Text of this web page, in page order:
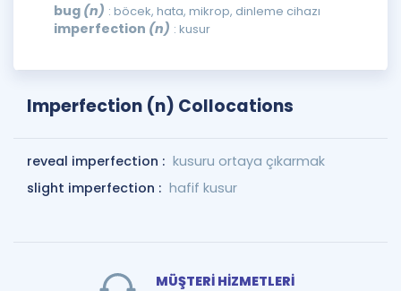
bug (n) : böcek, hata, mikrop, dinleme cihazı
imperfection (n) : kusur
Imperfection (n) Collocations
reveal imperfection : kusuru ortaya çıkarmak
slight imperfection : hafif kusur
MÜŞTERİ HİZMETLERİ